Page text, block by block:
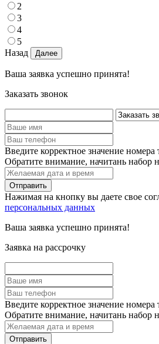
2
3
4
5
Назад
Ваша заявка успешно принята!
Заказать звонок
Введите корректное значение номера
Обратите внимание, начитань набор
Нажимая на кнопку вы даете свое
персональных данных
Ваша заявка успешно принята!
Заявка на рассрочку
Введите корректное значение номера
Обратите внимание, начитань набор